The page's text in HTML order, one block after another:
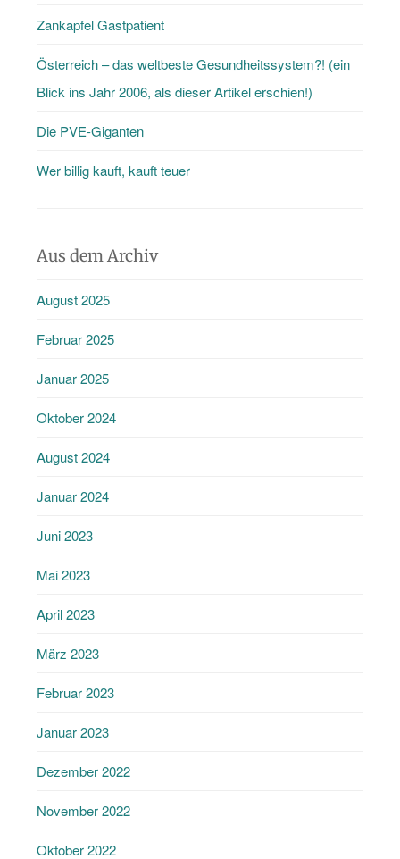
Zankapfel Gastpatient
Österreich – das weltbeste Gesundheitssystem?! (ein
Blick ins Jahr 2006, als dieser Artikel erschien!)
Die PVE-Giganten
Wer billig kauft, kauft teuer
Aus dem Archiv
August 2025
Februar 2025
Januar 2025
Oktober 2024
August 2024
Januar 2024
Juni 2023
Mai 2023
April 2023
März 2023
Februar 2023
Januar 2023
Dezember 2022
November 2022
Oktober 2022